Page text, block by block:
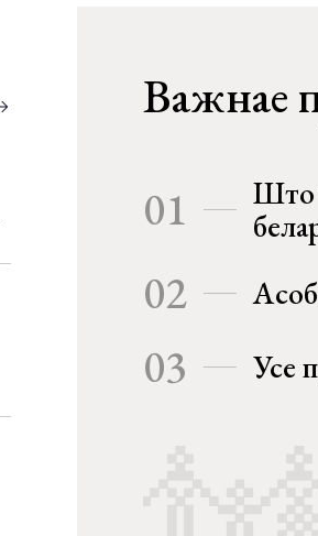
Важнае
01
Што
02
03 Усе